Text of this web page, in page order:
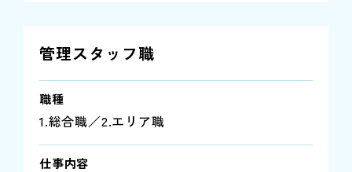
管理スタッフ職
職種
1.総合職／2.エリア職
仕事内容